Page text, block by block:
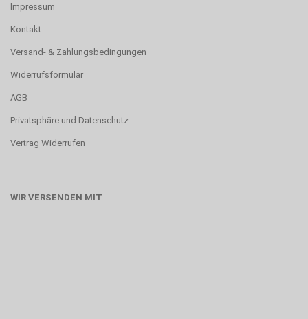
Impressum
Kontakt
Versand- & Zahlungsbedingungen
Widerrufsformular
AGB
Privatsphäre und Datenschutz
Vertrag Widerrufen
WIR VERSENDEN MIT